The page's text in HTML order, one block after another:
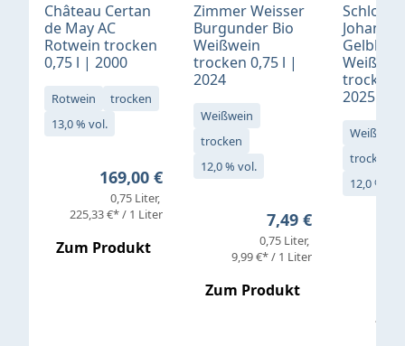
Château Certan
de May AC
Rotwein trocken
0,75 l | 2000
Rotwein
trocken
13,0 % vol.
Regulärer Preis:
169,00 €
0,75 Liter
225,33 €* / 1 Liter
Zum Produkt
Zimmer Weisser
Burgunder Bio
Weißwein
trocken 0,75 l |
2024
Weißwein
trocken
12,0 % vol.
Regulärer Preis:
7,49 €
0,75 Liter
9,99 €* / 1 Liter
Zum Produkt
Schloß
Gelblack
trocken
2025
Weißwein
trocken
12,0 % vol.